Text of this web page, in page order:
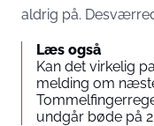
aldrig på.
Læs også
Kan det virkelig
melding om
undgår bøde på